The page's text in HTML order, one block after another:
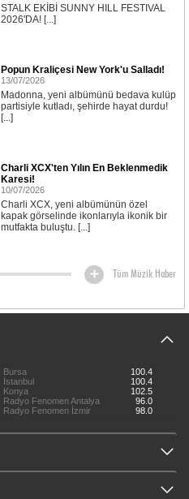
STALK EKİBİ SUNNY HILL FESTIVAL
2026'DA! [...]
Popun Kraliçesi New York'u Salladı!
13/07/2026
Madonna, yeni albümünü bedava kulüp
partisiyle kutladı, şehirde hayat durdu!
[...]
Charli XCX'ten Yılın En Beklenmedik
Karesi!
10/07/2026
Charli XCX, yeni albümünün özel
kapak görselinde ikonlarıyla ikonik bir
mutfakta buluştu. [...]
Tüm Müzik Haber
Bursa
100.4
İstanbul
100.4
Konya
102.5
Radyo Fenomen Antalya
96.0
Radyo Fenomen İzmir 98.0